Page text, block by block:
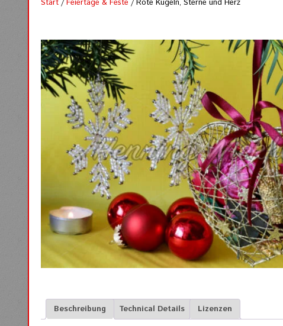
Start /Feiertage & Feste / Rote Kugeln, Sterne und Herz
Beschreibung Technical Details Lizenzen